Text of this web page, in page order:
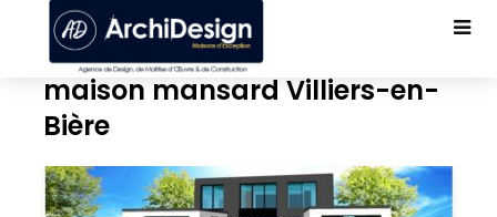
maison mansard Villiers-en-
Bière